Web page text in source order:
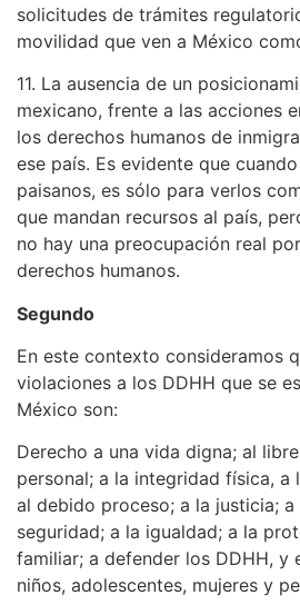
solicitudes de trámites
movilidad que ven a México
11. La ausencia de un
mexicano, frente a las acciones
los derechos humanos de
ese país. Es evidente que
paisanos, es sólo para verlos
que mandan recursos al país,
no hay una preocupación real
derechos humanos.
Segundo
En este contexto consideramos
violaciones a los DDHH que se
México son:
Derecho a una vida digna; al
personal; a la integridad física, a
al debido proceso; a la justicia; a
seguridad; a la igualdad; a la
familiar; a defender los DDHH, y
niños, adolescentes, mujeres y